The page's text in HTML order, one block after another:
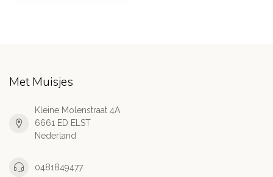
Met Muisjes
Kleine Molenstraat 4A
6661 ED ELST
Nederland
0481849477